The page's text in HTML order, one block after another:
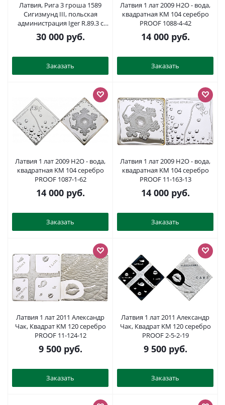
Латвия, Рига 3 гроша 1589
Сигизмунд III, польская
администрация Iger R.89.3 c
var. R, Kopicki 8178 (R2).
серебро 00-807-18
30 000руб.
Заказать
Латвия 1 лат 2009 H2O - вода,
квадратная KM 104 серебро
PROOF 1088-4-42
14 000руб.
Заказать
Латвия 1 лат 2009 H2O - вода,
квадратная KM 104 серебро
PROOF 1087-1-62
14 000руб.
Заказать
Латвия 1 лат 2009 H2O - вода,
квадратная KM 104 серебро
PROOF 11-163-13
14 000руб.
Заказать
Латвия 1 лат 2011 Александр
Чак, Квадрат KM 120 серебро
PROOF 11-124-12
9 500руб.
Заказать
Латвия 1 лат 2011 Александр
Чак, Квадрат KM 120 серебро
PROOF 2-5-2-19
9 500руб.
Заказать